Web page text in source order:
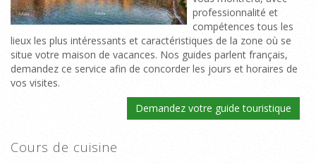
professionnalité et
compétences tous les
lieux les plus intéressants et caractéristiques de la zone où se
situe votre maison de vacances. Nos guides parlent français,
demandez ce service afin de concorder les jours et horaires de
vos visites.
Demandez votre guide touristique
Cours de cuisine